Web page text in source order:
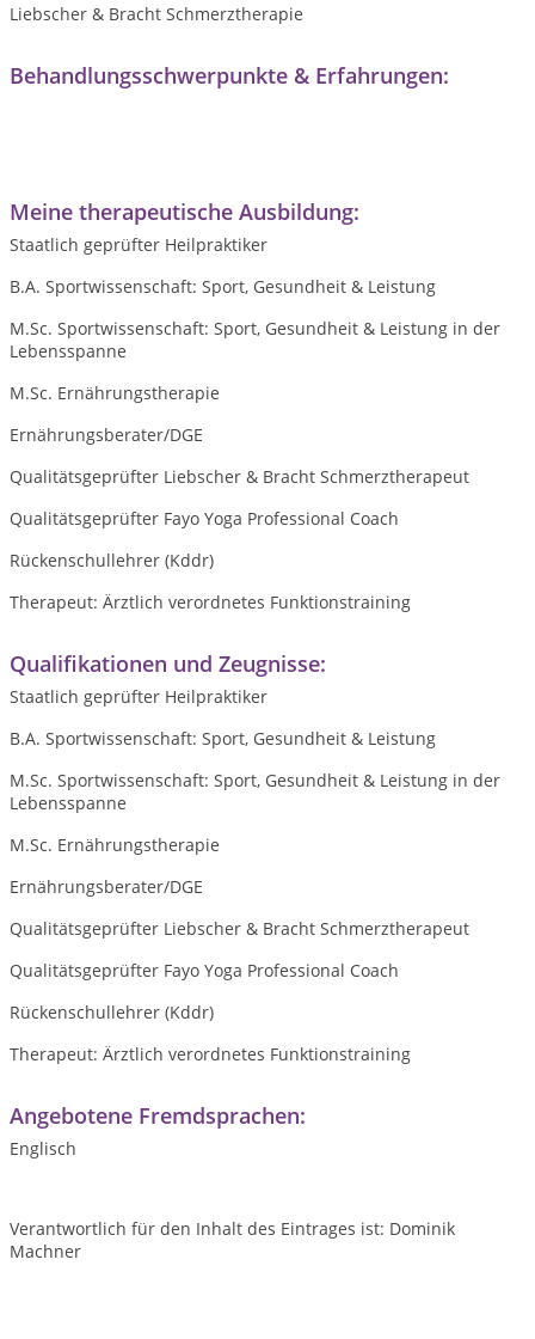
Liebscher & Bracht Schmerztherapie
Behandlungsschwerpunkte & Erfahrungen:
Meine therapeutische Ausbildung:
Staatlich geprüfter Heilpraktiker
B.A. Sportwissenschaft: Sport, Gesundheit & Leistung
M.Sc. Sportwissenschaft: Sport, Gesundheit & Leistung in der
Lebensspanne
M.Sc. Ernährungstherapie
Ernährungsberater/DGE
Qualitätsgeprüfter Liebscher & Bracht Schmerztherapeut
Qualitätsgeprüfter Fayo Yoga Professional Coach
Rückenschullehrer (Kddr)
Therapeut: Ärztlich verordnetes Funktionstraining
Qualifikationen und Zeugnisse:
Staatlich geprüfter Heilpraktiker
B.A. Sportwissenschaft: Sport, Gesundheit & Leistung
M.Sc. Sportwissenschaft: Sport, Gesundheit & Leistung in der
Lebensspanne
M.Sc. Ernährungstherapie
Ernährungsberater/DGE
Qualitätsgeprüfter Liebscher & Bracht Schmerztherapeut
Qualitätsgeprüfter Fayo Yoga Professional Coach
Rückenschullehrer (Kddr)
Therapeut: Ärztlich verordnetes Funktionstraining
Angebotene Fremdsprachen:
Englisch
Verantwortlich für den Inhalt des Eintrages ist: Dominik
Machner